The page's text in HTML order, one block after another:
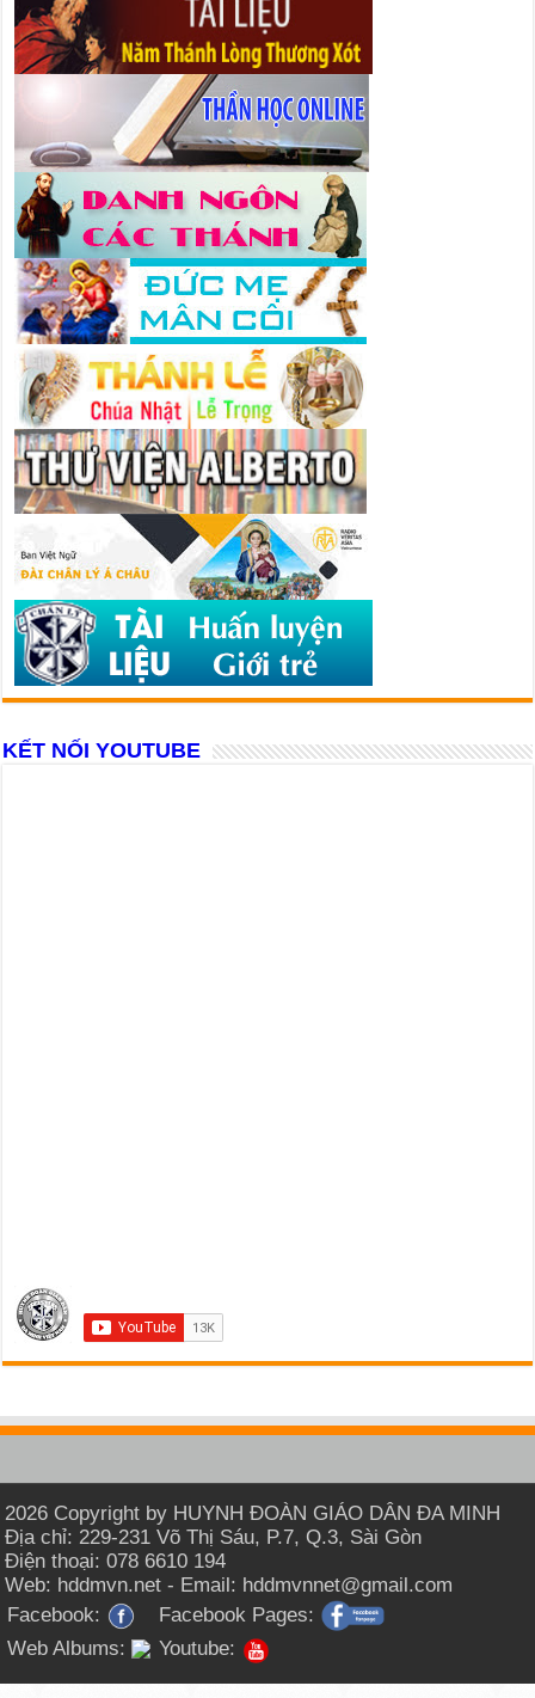
KẾT NỐI YOUTUBE
2026 Copyright by HUYNH ĐOÀN GIÁO DÂN ĐA MINH
Địa chỉ: 229-231 Võ Thị Sáu, P.7, Q.3, Sài Gòn
Điện thoại: 078 6610 194
Web: hddmvn.net - Email: hddmvnnet@gmail.com
Facebook:
Facebook Pages:
Web Albums:
Youtube: